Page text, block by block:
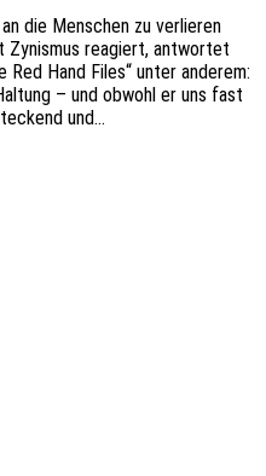
die Menschen zu verlie­ren
Zynis­mus reagiert, antwor­tet
Hand Files“ unter ande­rem:
– und obwohl er uns fast
und…